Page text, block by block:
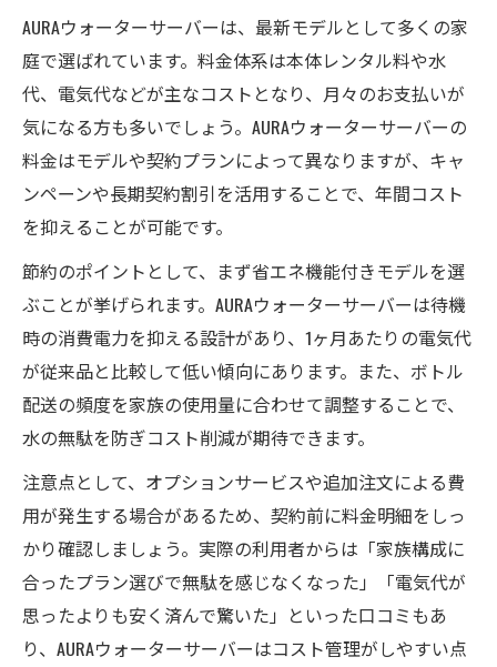
AURAウォーターサーバーは、最新モデルとして多くの家
庭で選ばれています。料金体系は本体レンタル料や水
代、電気代などが主なコストとなり、月々のお支払いが
気になる方も多いでしょう。AURAウォーターサーバーの
料金はモデルや契約プランによって異なりますが、キャ
ンペーンや長期契約割引を活用することで、年間コスト
を抑えることが可能です。
節約のポイントとして、まず省エネ機能付きモデルを選
ぶことが挙げられます。AURAウォーターサーバーは待機
時の消費電力を抑える設計があり、1ヶ月あたりの電気代
が従来品と比較して低い傾向にあります。また、ボトル
配送の頻度を家族の使用量に合わせて調整することで、
水の無駄を防ぎコスト削減が期待できます。
注意点として、オプションサービスや追加注文による費
用が発生する場合があるため、契約前に料金明細をしっ
かり確認しましょう。実際の利用者からは「家族構成に
合ったプラン選びで無駄を感じなくなった」「電気代が
思ったよりも安く済んで驚いた」といった口コミもあ
り、AURAウォーターサーバーはコスト管理がしやすい点